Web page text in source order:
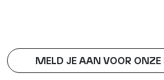
MELD JE AAN VOOR ONZE